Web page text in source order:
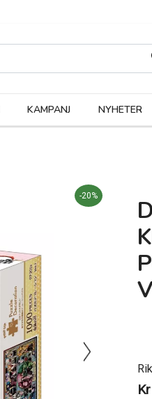
KAMPANJ NYHETER
-20%